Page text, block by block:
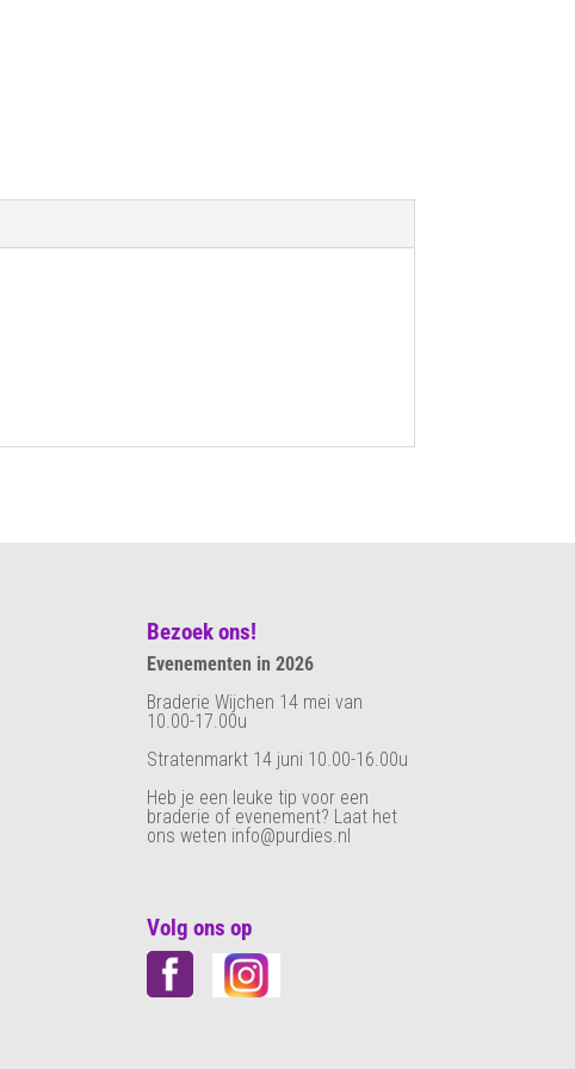
Bezoek ons!
Evenementen in 2026
Braderie Wijchen 14 mei van
10.00-17.00u
Stratenmarkt 14 juni 10.00-16.00u
Heb je een leuke tip voor een
braderie of evenement? Laat het
ons weten info@purdies.nl
Volg ons op